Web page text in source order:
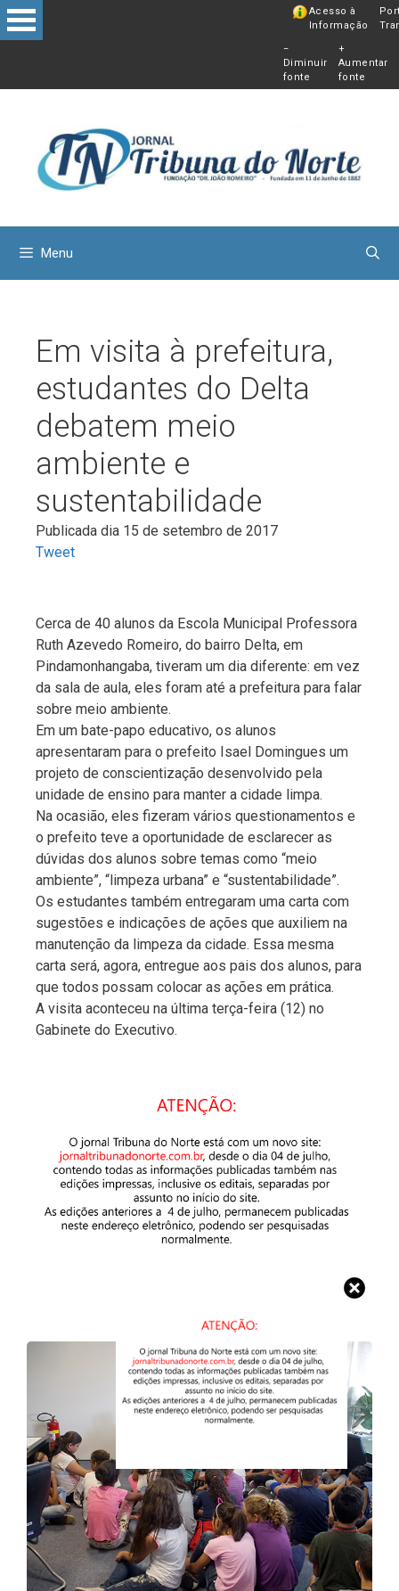
Pular
para
Acesso à
Informação
−
Diminuir
fonte
+
Aumentar
fonte
Menu
Em visita à prefeitura,
estudantes do Delta
debatem meio
ambiente e
sustentabilidade
Publicada dia 15 de setembro de 2017
Tweet
Cerca de 40 alunos da Escola Municipal Professora
Ruth Azevedo Romeiro, do bairro Delta, em
Pindamonhangaba, tiveram um dia diferente: em vez
da sala de aula, eles foram até a prefeitura para falar
sobre meio ambiente.
Em um bate-papo educativo, os alunos
apresentaram para o prefeito Isael Domingues um
projeto de conscientização desenvolvido pela
unidade de ensino para manter a cidade limpa.
Na ocasião, eles fizeram vários questionamentos e
o prefeito teve a oportunidade de esclarecer as
dúvidas dos alunos sobre temas como “meio
ambiente”, “limpeza urbana” e “sustentabilidade”.
Os estudantes também entregaram uma carta com
sugestões e indicações de ações que auxiliem na
manutenção da limpeza da cidade. Essa mesma
carta será, agora, entregue aos pais dos alunos, para
que todos possam colocar as ações em prática.
A visita aconteceu na última terça-feira (12) no
Gabinete do Executivo.